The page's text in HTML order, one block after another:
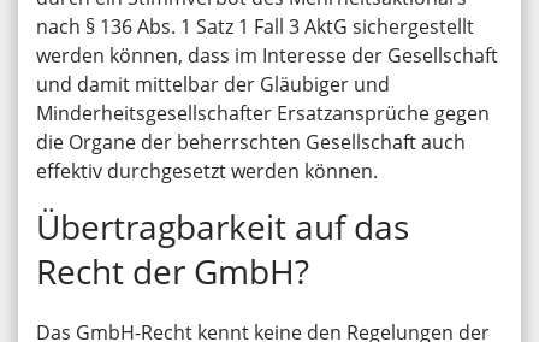
nach § 136 Abs. 1 Satz 1 Fall 3 AktG sichergestellt
werden können, dass im Interesse der Gesellschaft
und damit mittelbar der Gläubiger und
Minderheitsgesellschafter Ersatzansprüche gegen
die Organe der beherrschten Gesellschaft auch
effektiv durchgesetzt werden können.
Übertragbarkeit auf das
Recht der GmbH?
Das GmbH-Recht kennt keine den Regelungen der